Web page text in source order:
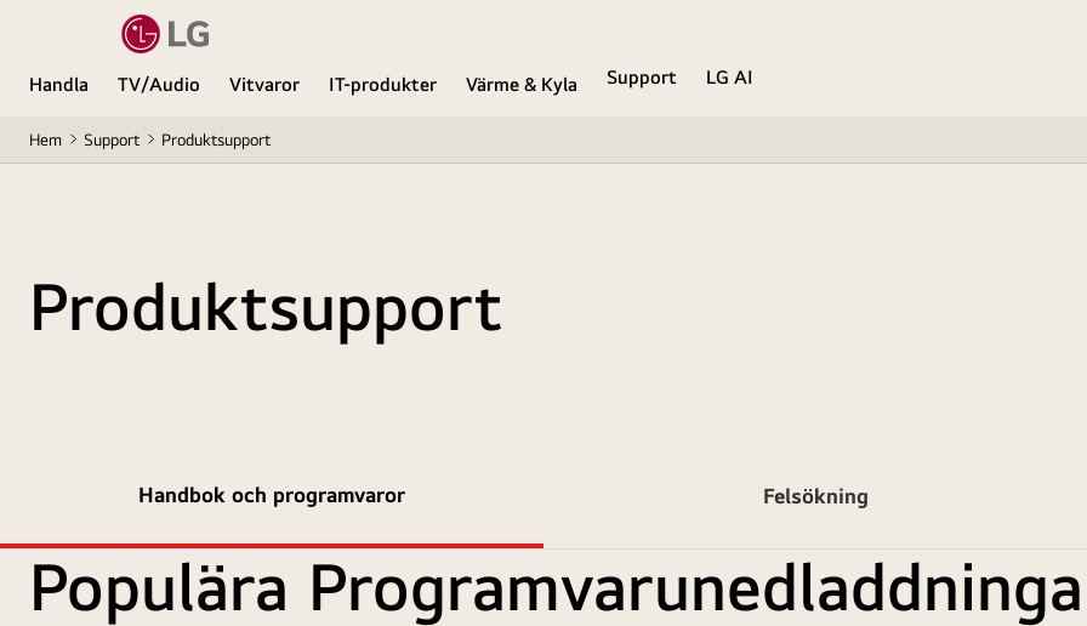
Handla TV/Audio Vitvaror IT-produkter Värme & Kyla Support LG AI
Hem Support Produktsupport
Produktsupport
Handbok och programvaror Felsökning
Populära